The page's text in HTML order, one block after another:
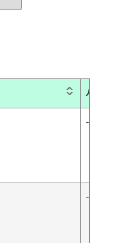
사이즈
-
-